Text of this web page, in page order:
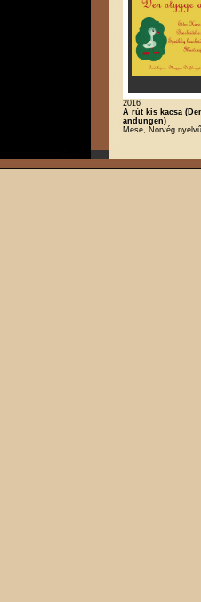
2016
A rút kis kacsa
andungen)
Mese, Norvég nyelvű